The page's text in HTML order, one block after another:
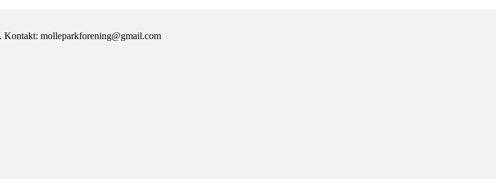
Kontakt: molleparkforening@gmail.com